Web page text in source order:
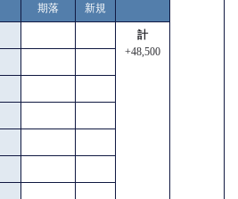
期落 新規
計
+48,500